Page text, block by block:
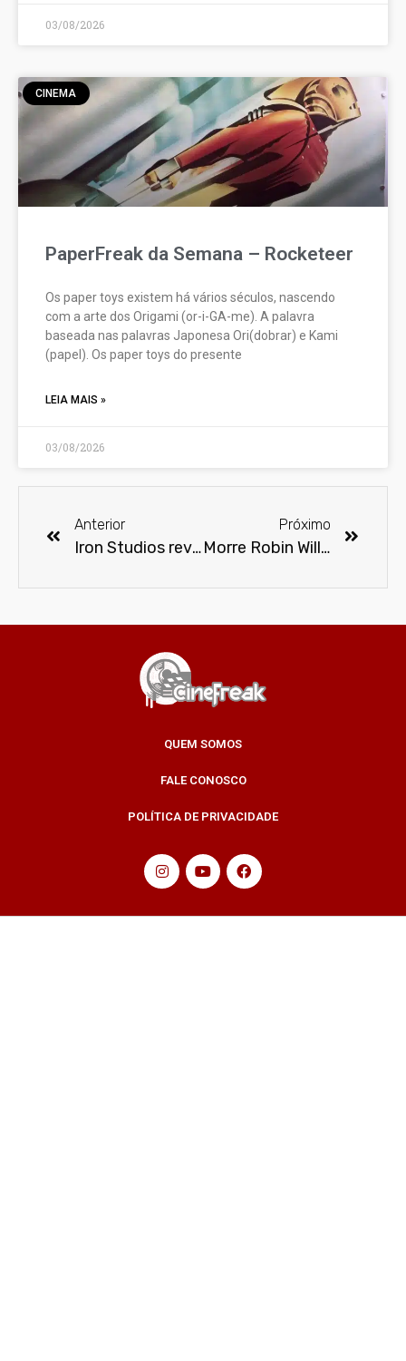
03/08/2026
CINEMA
PaperFreak da Semana – Rocketeer
Os paper toys existem há vários séculos, nascendo
com a arte dos Origami (or-i-GA-me). A palavra
baseada nas palavras Japonesa Ori(dobrar) e Kami
(papel). Os paper toys do presente
LEIA MAIS »
03/08/2026
Anterior
Iron Studios revela os colecionáveis exclusivos para a Comic Con Experience
Próximo
Morre Robin Williams
QUEM SOMOS
FALE CONOSCO
POLÍTICA DE PRIVACIDADE